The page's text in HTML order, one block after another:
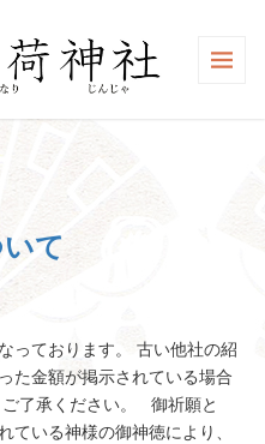
て
っております。 古い他社の紹
た金額が掲示されている場合
了承ください。 御祈願と
ている神様の御神徳により、